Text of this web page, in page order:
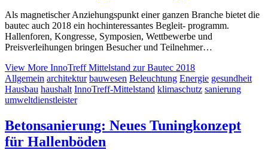
Als magnetischer Anziehungspunkt einer ganzen Branche bietet die
bautec auch 2018 ein hochinteressantes Begleit- programm.
Hallenforen, Kongresse, Symposien, Wettbewerbe und
Preisverleihungen bringen Besucher und Teilnehmer…
View More InnoTreff Mittelstand zur Bautec 2018
Allgemein architektur bauwesen Beleuchtung Energie gesundheit
Hausbau haushalt InnoTreff-Mittelstand klimaschutz sanierung
umweltdienstleister
Betonsanierung: Neues Tuningkonzept
für Hallenböden